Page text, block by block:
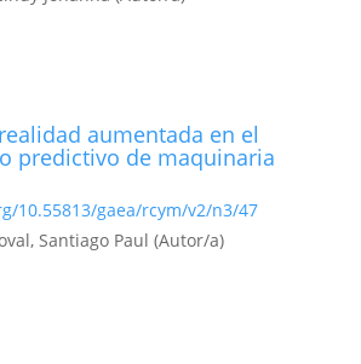
aumentada en el
predictivo de maquinaria
10.55813/gaea/rcym/v2/n3/47
Santiago Paul (Autor/a)